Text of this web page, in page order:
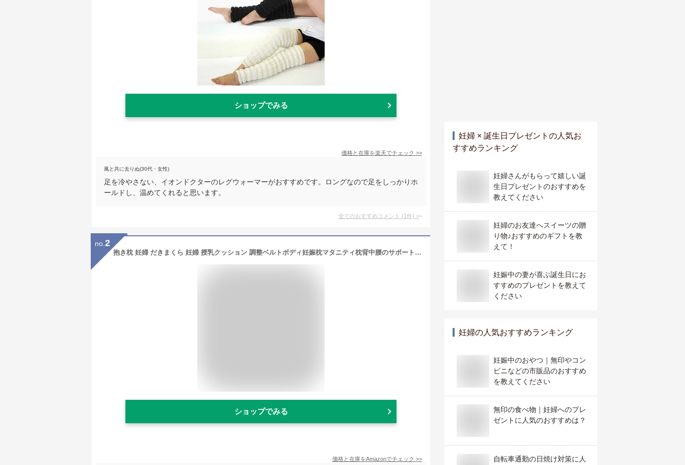
ショップでみる
価格と在庫を楽天でチェック >>
風と共に去りぬ(30代・女性)
足を冷やさない、イオンドクターのレグウォーマーがおすすめです。ロングなので足をしっかりホ
ールドし、温めてくれると思います。
全てのおすすめコメント (1件) >
no. 2
抱き枕 妊婦 だきまくら 妊婦 授乳クッション 調整ベルトボディ妊娠枕マタニティ枕背中腰のサポート脚腹取り外し可能な抱き枕は洗える綿カバーが付属しています GXFJKHGHHG(Color:A)
ショップでみる
価格と在庫をAmazonでチェック >>
妊婦 × 誕生日プレゼント の人気お
すすめランキング
妊婦さんがもらって嬉しい誕
生日プレゼントのおすすめを
教えてください
妊婦のお友達へスイーツの贈
り物♪おすすめのギフトを教
えて！
妊娠中の妻が喜ぶ誕生日にお
すすめのプレゼントを教えて
ください
妊婦の人気おすすめランキング
妊娠中のおやつ｜無印やコン
ビニなどの市販品のおすすめ
を教えてください
無印の食べ物｜妊婦へのプレ
ゼントに人気のおすすめは？
自転車通勤の日焼け対策に人